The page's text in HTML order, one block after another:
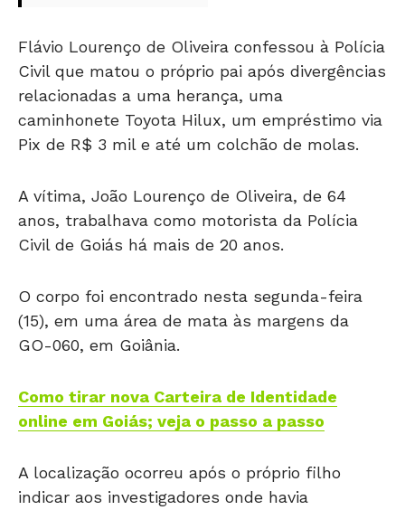
Flávio Lourenço de Oliveira confessou à Polícia
Civil que matou o próprio pai após divergências
relacionadas a uma herança, uma
caminhonete Toyota Hilux, um empréstimo via
Pix de R$ 3 mil e até um colchão de molas.
A vítima, João Lourenço de Oliveira, de 64
anos, trabalhava como motorista da Polícia
Civil de Goiás há mais de 20 anos.
O corpo foi encontrado nesta segunda-feira
(15), em uma área de mata às margens da
GO-060, em Goiânia.
Como tirar nova Carteira de Identidade
online em Goiás; veja o passo a passo
A localização ocorreu após o próprio filho
indicar aos investigadores onde havia